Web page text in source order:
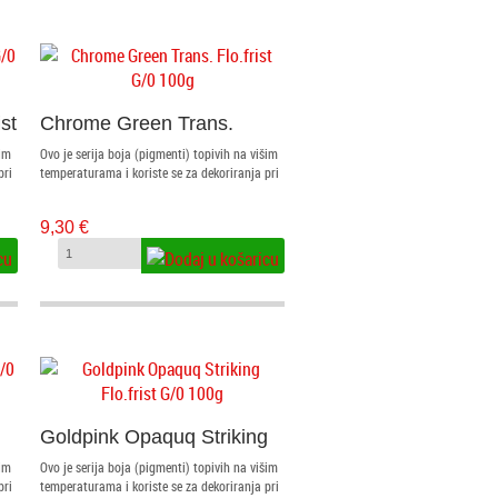
Chrome Green Trans.
Flo.frist G/0 100g
Ovo je serija boja (pigmenti) topivih na višim
temperaturama i koriste se za dekoriranja pri
stakla kistom i posipanjem kroz sito. Granule
se nanose sitom ili odgovarajućim pincetama
i ljepe specijalnim ljepilom za fuziju radi lakše
9,30 €
Goldpink Opaquq Striking
Flo.frist G/0 100g
Ovo je serija boja (pigmenti) topivih na višim
temperaturama i koriste se za dekoriranja pri